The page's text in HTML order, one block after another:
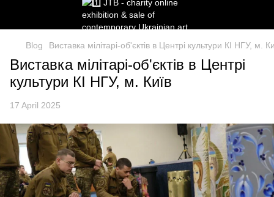
Blog Виставка мілітарі-об'єктів в Центрі культури КІ НГУ, м.
Виставка мілітарі-об'єктів в Центрі
культури КІ НГУ, м. Київ
17 April 2025